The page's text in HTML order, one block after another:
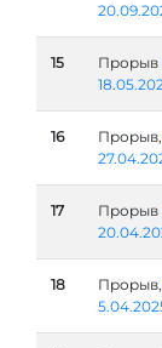
15 Прорыв
16 Прорыв,
17 Прорыв
18 Прорыв,